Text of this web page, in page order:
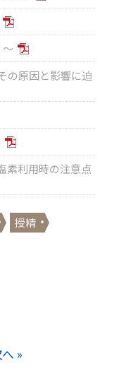
の原因と影響に迫
素利用時の注意点
授精
»